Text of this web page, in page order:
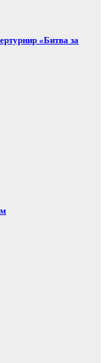
«Битва за